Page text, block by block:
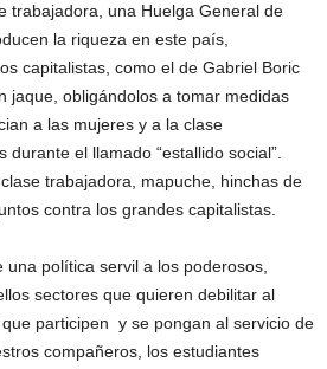
trabajadora, una Huelga General de
la riqueza en este país,
capitalistas, como el de Gabriel Boric
jaque, obligándolos a tomar medidas
a las mujeres y a la clase
durante el llamado “estallido social”.
trabajadora, mapuche, hinchas de
contra los grandes capitalistas.
una política servil a los poderosos,
sectores que quieren debilitar al
participen y se pongan al servicio de
compañeros, los estudiantes